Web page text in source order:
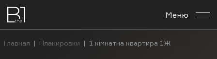
О комплексе
Меню
Главная | Планировки | 1 кімнатна квартира 1Ж